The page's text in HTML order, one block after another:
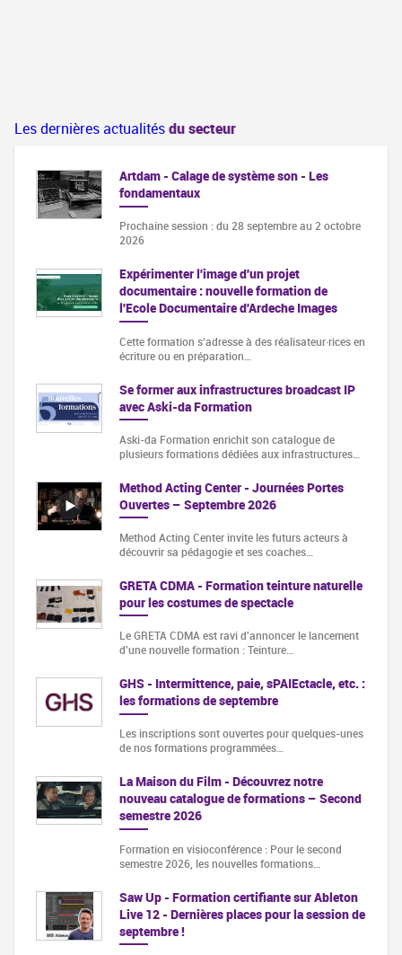
Les dernières actualitésdu secteur
Artdam - Calage de système son - Les
fondamentaux
Prochaine session : du 28 septembre au 2 octobre
2026
Expérimenter l'image d'un projet
documentaire : nouvelle formation de
l'Ecole Documentaire d'Ardeche Images
Cette formation s‘adresse à des réalisateur·rices en
écriture ou en préparation…
Se former aux infrastructures broadcast IP
avec Aski-da Formation
Aski-da Formation enrichit son catalogue de
plusieurs formations dédiées aux infrastructures…
Method Acting Center - Journées Portes
Ouvertes – Septembre 2026
Method Acting Center invite les futurs acteurs à
découvrir sa pédagogie et ses coaches…
GRETA CDMA - Formation teinture naturelle
pour les costumes de spectacle
Le GRETA CDMA est ravi d'annoncer le lancement
d'une nouvelle formation : Teinture…
GHS - Intermittence, paie, sPAIEctacle, etc. :
les formations de septembre
Les inscriptions sont ouvertes pour quelques-unes
de nos formations programmées…
La Maison du Film - Découvrez notre
nouveau catalogue de formations – Second
semestre 2026
Formation en visioconférence : Pour le second
semestre 2026, les nouvelles formations…
Saw Up - Formation certifiante sur Ableton
Live 12 - Dernières places pour la session de
septembre !